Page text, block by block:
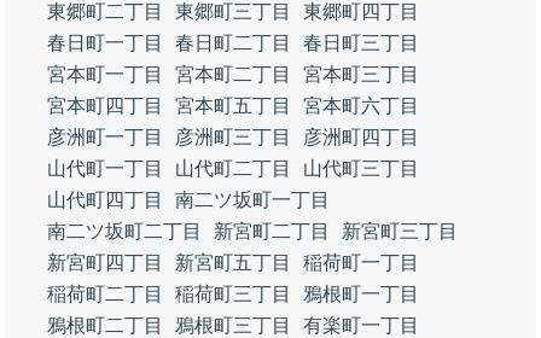
東郷町二丁目
東郷町三丁目
東郷町四丁目
春日町一丁目
春日町二丁目
春日町三丁目
宮本町一丁目
宮本町二丁目
宮本町三丁目
宮本町四丁目
宮本町五丁目
宮本町六丁目
彦洲町一丁目
彦洲町三丁目
彦洲町四丁目
山代町一丁目
山代町二丁目
山代町三丁目
山代町四丁目
南二ツ坂町一丁目
南二ツ坂町二丁目
新宮町二丁目
新宮町三丁目
新宮町四丁目
新宮町五丁目
稲荷町一丁目
稲荷町二丁目
稲荷町三丁目
鴉根町一丁目
鴉根町二丁目
鴉根町三丁目
有楽町一丁目